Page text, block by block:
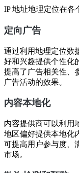
IP 地址地理定位在各
定向广告
通过利用地理定位数
好和兴趣提供个性化
提高了广告相关性、
广告活动的效果。
内容本地化
内容提供商可以利用
地区偏好提供本地化
可提高用户参与度、
市场。